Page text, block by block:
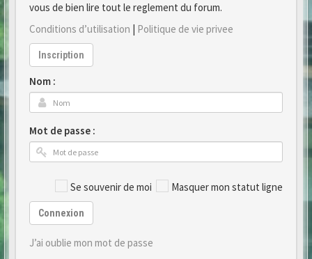
vous de bien lire tout le reglement du forum.
Conditions d’utilisation | Politique de vie privee
Inscription
Nom :
Mot de passe :
Se souvenir de moi Masquer mon statut ligne
Connexion
J’ai oublie mon mot de passe